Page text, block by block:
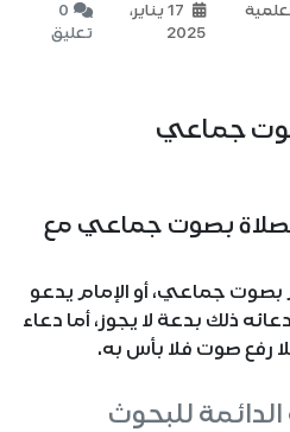
17 يناير،
2025
0
تعليق
جماعي
بصوت جماعي مع
بصوت جماعي، أو الإمام يدعو
ذلك بدعة لا يجوز، أما دعاء
رفع صوت فلا بأس به.
الدائمة للبحوث